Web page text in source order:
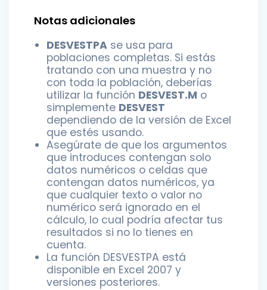
Notas adicionales
DESVESTPA se usa para
poblaciones completas. Si estás
tratando con una muestra y no
con toda la población, deberías
utilizar la función DESVEST.M o
simplemente DESVEST
dependiendo de la versión de Excel
que estés usando.
Asegúrate de que los argumentos
que introduces contengan solo
datos numéricos o celdas que
contengan datos numéricos, ya
que cualquier texto o valor no
numérico será ignorado en el
cálculo, lo cual podría afectar tus
resultados si no lo tienes en
cuenta.
La función DESVESTPA está
disponible en Excel 2007 y
versiones posteriores.